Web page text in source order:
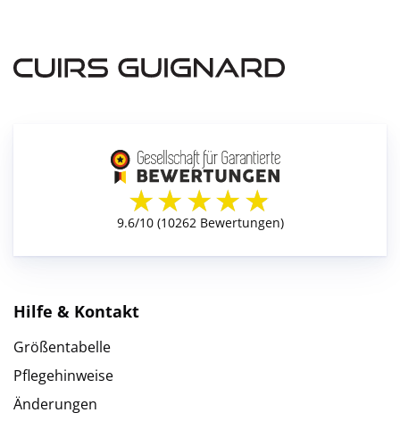
Hilfe & Kontakt
Größentabelle
Pflegehinweise
Änderungen